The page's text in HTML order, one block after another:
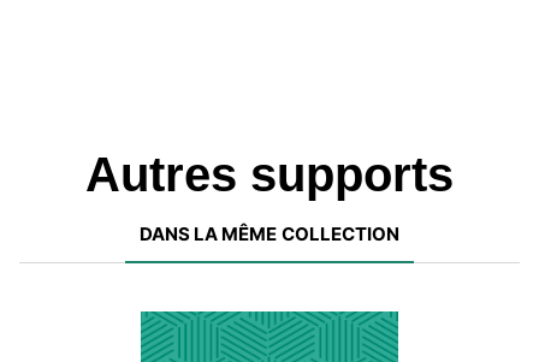
Autres supports
DANS LA MÊME COLLECTION